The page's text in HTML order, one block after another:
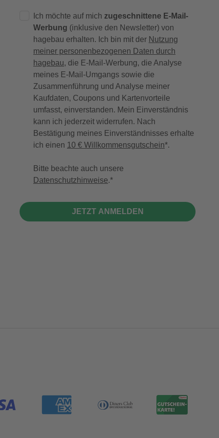
Ich möchte auf mich zugeschnittene E-Mail-
Werbung (inklusive den Newsletter) von
hagebau erhalten. Ich bin mit der Nutzung
meiner personenbezogenen Daten durch
hagebau, die E-Mail-Werbung, die Analyse
meines E-Mail-Umgangs sowie die
Zusammenführung und Analyse meiner
Kaufdaten, Coupons und Kartenvorteile
umfasst, einverstanden. Mein Einverständnis
kann ich jederzeit widerrufen. Nach
Bestätigung meines Einverständnisses erhalte
ich einen 10 € Willkommensgutschein*.
Bitte beachte auch unsere
Datenschutzhinweise.
JETZT ANMELDEN